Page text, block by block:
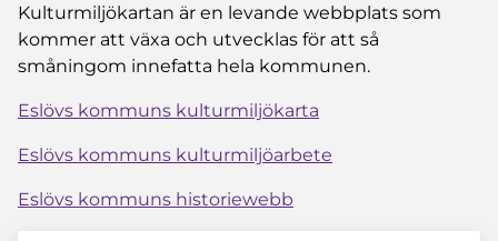
Kulturmiljökartan är en levande webbplats som
kommer att växa och utvecklas för att så
småningom innefatta hela kommunen.
Eslövs kommuns kulturmiljökarta
Eslövs kommuns kulturmiljöarbete
Eslövs kommuns historiewebb